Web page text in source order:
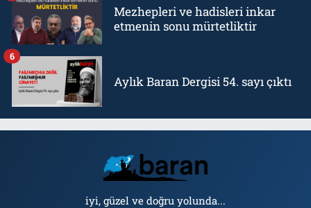
Mezhepleri ve hadisleri inkar
etmenin sonu mürtetliktir
Aylık Baran Dergisi 54. sayı çıktı
6
iyi, güzel ve doğru yolunda...